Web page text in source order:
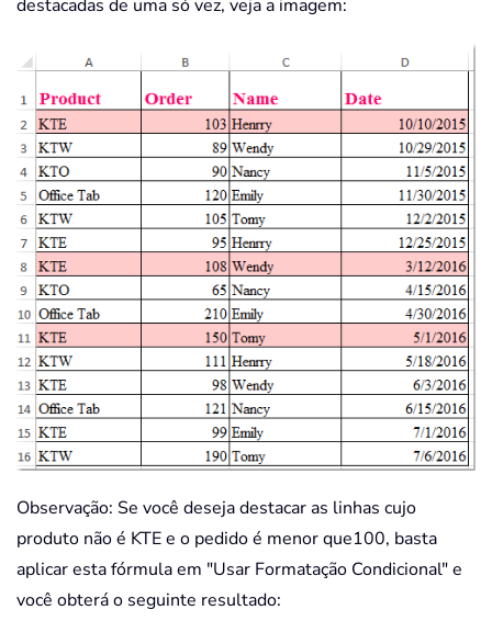
destacadas de uma só vez, veja a imagem:
Observação: Se você deseja destacar as linhas cujo
produto não é KTE e o pedido é menor que100, basta
aplicar esta fórmula em "Usar Formatação Condicional" e
você obterá o seguinte resultado: